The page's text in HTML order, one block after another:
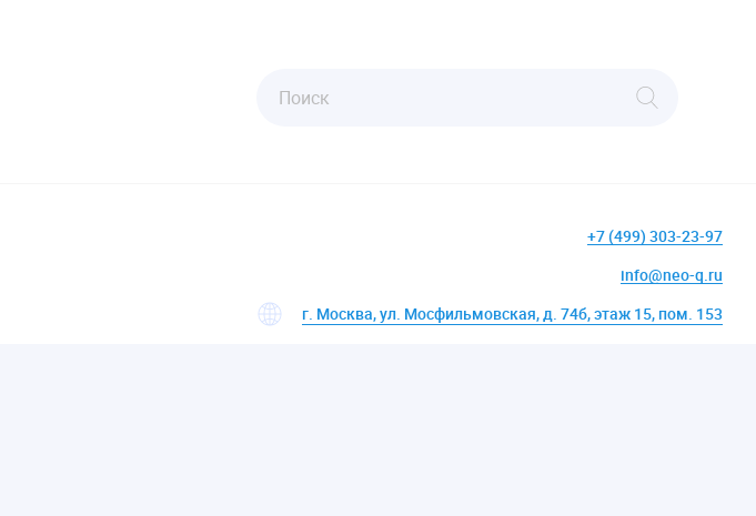
+7 (499) 303-23-97
info@neo-q.ru
г. Москва, ул. Мосфильмовская, д. 74б, этаж 15, пом. 153